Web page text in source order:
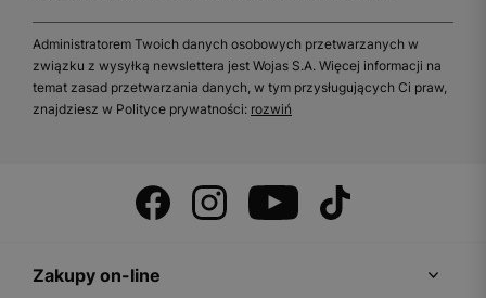
Administratorem Twoich danych osobowych przetwarzanych w
związku z wysyłką newslettera jest Wojas S.A. Więcej informacji na
temat zasad przetwarzania danych, w tym przysługujących Ci praw,
znajdziesz w Polityce prywatności: rozwiń
Zakupy on-line